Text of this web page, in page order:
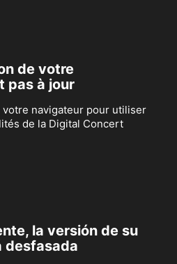
de votre
pas à jour
navigateur pour utiliser
de la Digital Concert
la versión de su
desfasada